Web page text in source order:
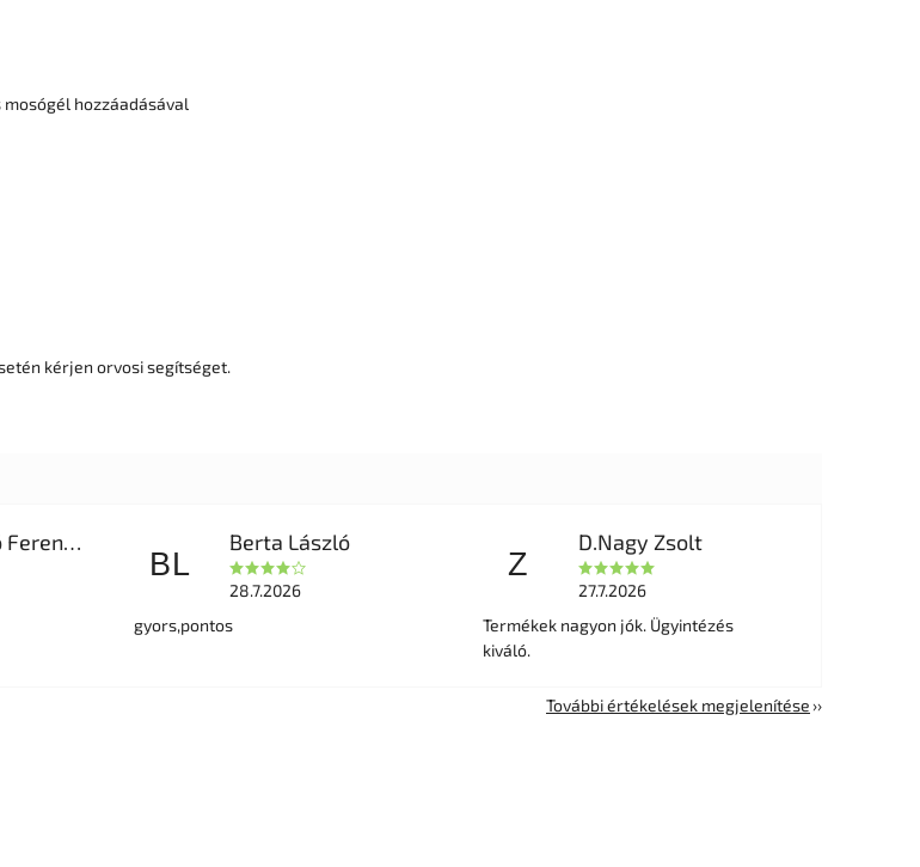
mosógél hozzáadásával
kérjen orvosi segítséget.
Kerékgyártó Ferencné
BL
Berta László
28.7.2026
gyors,pontos
Z
D.Nagy Zsolt
27.7.2026
Termékek nagyon jók. Ügyintézés
kiváló.
További értékelések megjelenítése